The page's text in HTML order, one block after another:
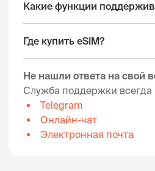
Какие функции
Где купить eSIM?
Не нашли ответа на свой
Служба поддержки всегда
Telegram
Онлайн-чат
Электронная почта